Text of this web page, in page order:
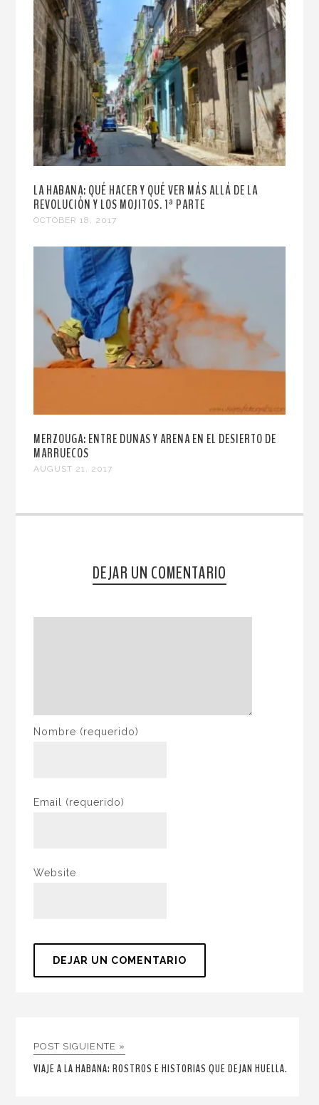
LA HABANA: QUÉ HACER Y QUÉ VER MÁS ALLÁ DE LA
REVOLUCIÓN Y LOS MOJITOS. 1ª PARTE
OCTOBER 18, 2017
MERZOUGA: ENTRE DUNAS Y ARENA EN EL DESIERTO DE
MARRUECOS
AUGUST 21, 2017
DEJAR UN COMENTARIO
Nombre (requerido)
Email (requerido)
Website
POST SIGUIENTE »
VIAJE A LA HABANA: ROSTROS E HISTORIAS QUE DEJAN HUELLA.